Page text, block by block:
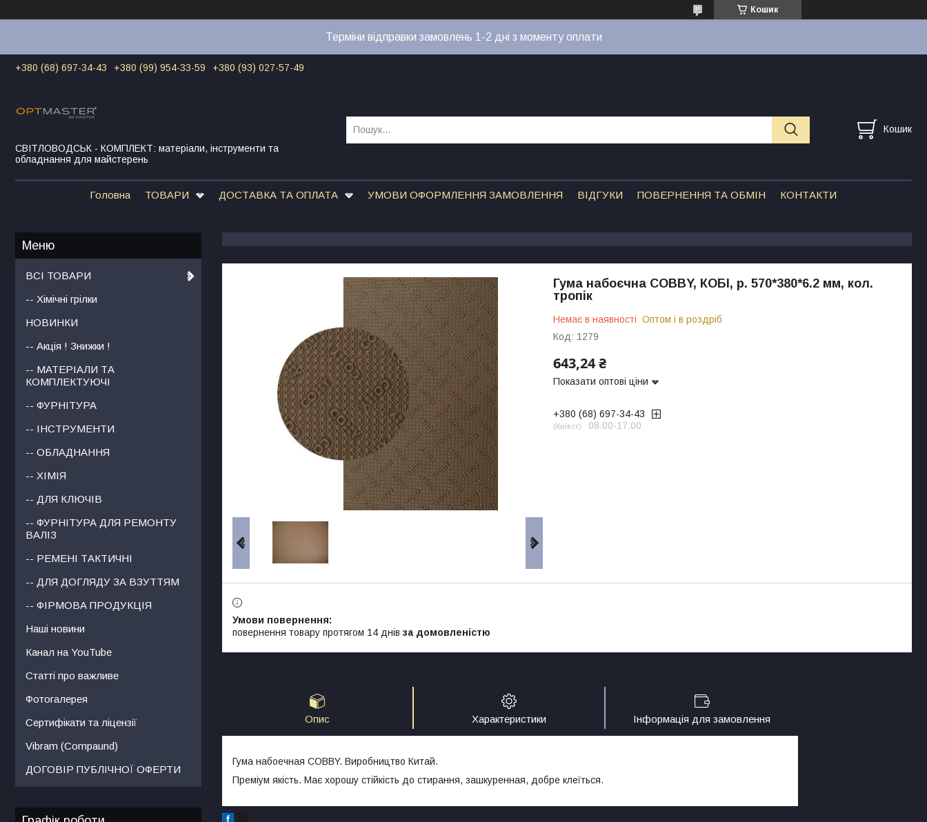
Кошик
Терміни відправки замовлень 1-2 дні з моменту оплати
+380 (68) 697-34-43 +380 (99) 954-33-59 +380 (93) 027-57-49
СВІТЛОВОДСЬК - КОМПЛЕКТ: матеріали, інструменти та
обладнання для майстерень
Кошик
Головна ТОВАРИ ДОСТАВКА ТА ОПЛАТА УМОВИ ОФОРМЛЕННЯ ЗАМОВЛЕННЯ ВІДГУКИ ПОВЕРНЕННЯ ТА ОБМІН КОНТАКТИ
Гума набоєчна COBBY, КОБІ, р. 570*380*6.2 мм, кол.
тропік
Немає в наявності Оптом і в роздріб
Код: 1279
643,24 ₴
Показати оптові ціни
+380 (68) 697-34-43
Київст 08.00-17.00
повернення товару протягом 14 днів за домовленістю
Опис Характеристики Інформація для замовлення
Гума набоечная COBBY. Виробництво Китай.
Преміум якість. Має хорошу стійкість до стирання, зашкуренная, добре клеїться.
ВСІ ТОВАРИ
-- Хімічні грілки
НОВИНКИ
-- Акція ! Знижки !
-- МАТЕРІАЛИ ТА
КОМПЛЕКТУЮЧІ
-- ФУРНІТУРА
-- ІНСТРУМЕНТИ
-- ОБЛАДНАННЯ
-- ХІМІЯ
-- ДЛЯ КЛЮЧІВ
-- ФУРНІТУРА ДЛЯ РЕМОНТУ
ВАЛІЗ
-- РЕМЕНІ ТАКТИЧНІ
-- ДЛЯ ДОГЛЯДУ ЗА ВЗУТТЯМ
-- ФІРМОВА ПРОДУКЦІЯ
Наші новини
Канал на YouTube
Статті про важливе
Фотогалерея
Сертифікати та ліцензії
Vibram (Compaund)
ДОГОВІР ПУБЛІЧНОЇ ОФЕРТИ